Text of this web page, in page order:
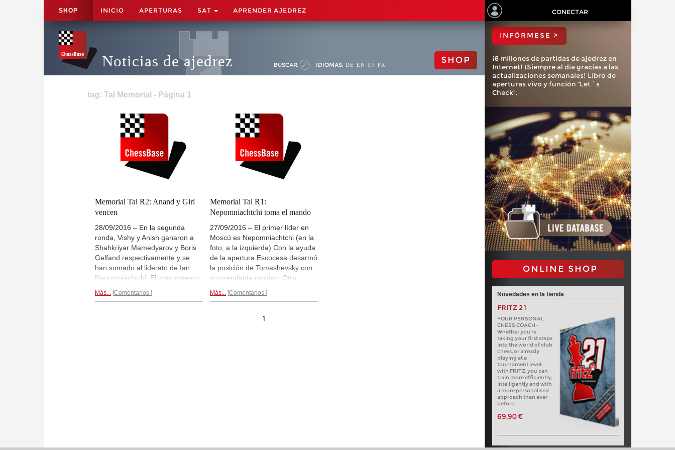
SHOP INICIO APERTURAS SAT APRENDER AJEDREZ CONECTAR
Noticias de ajedrez BUSCAR: IDIOMAS: DE EN ES FR SHOP
tag: Tal Memorial - Página 1
Memorial Tal R2: Anand y Giri
vencen
28/09/2016 – En la segunda
ronda, Vishy y Anish ganaron a
Shahkriyar Mamedyarov y Boris
Gelfand respectivamente y se
han sumado al liderato de Ian
Nepomniachtchi. El gran maestro
compatriota Peter Svidler. Los
Más... Comentarios
Memorial Tal R1:
Nepomniachtchi toma el mando
27/09/2016 – El primer líder en
Moscú es Nepomniachtchi (en la
foto, a la izquierda) Con la ayuda
de la apertura Escocesa desarmó
la posición de Tomashevsky con
sorprendente rapidez. Otra
plantearon Svidler y Kramnik. Al
igual que en las restantes. Al
Más... Comentarios
1
ChessBase?
INFÓRMESE >
¡8 millones de partidas de ajedrez en
Internet! ¡Siempre al día gracias a las
actualizaciones semanales! Libro de
aperturas vivo y función “Let´s
Check”.
ONLINE SHOP
Novedades en la tienda
FRITZ 21
YOUR PERSONAL
CHESS COACH -
Whether you’re
taking your first steps
into the world of club
chess, or already
playing at a
tournament level:
with FRITZ, you can
train more efficiently,
intelligently and with
a more personalised
approach than ever
before.
69,90 €